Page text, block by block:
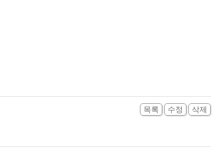
목록 수정 삭제